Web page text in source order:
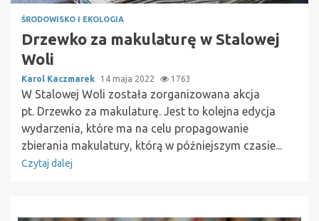
ŚRODOWISKO I EKOLOGIA
Drzewko za makulaturę w Stalowej
Woli
Karol Kaczmarek 14 maja 2022 1763
W Stalowej Woli została zorganizowana akcja
pt. Drzewko za makulaturę. Jest to kolejna edycja
wydarzenia, które ma na celu propagowanie
zbierania makulatury, którą w późniejszym czasie...
Czytaj dalej